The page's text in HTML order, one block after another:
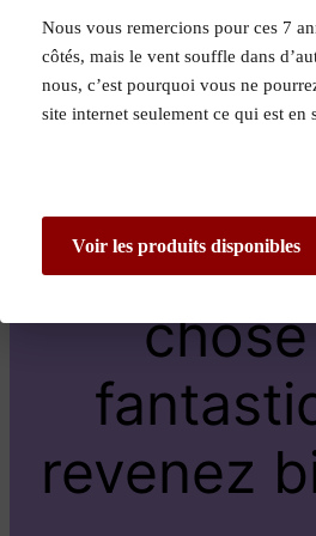
Pardon
Nous
sur
revenez
Nous vous remercions pour ces 7
côtés, mais le vent souffle dans
nous, c’est pourquoi vous ne
site internet seulement ce qui est en
Voir les produits disponibles